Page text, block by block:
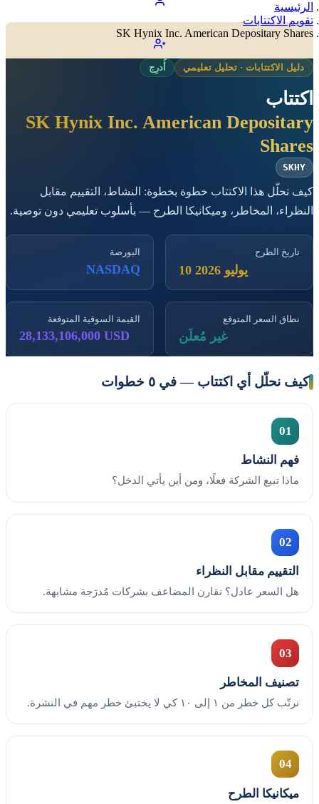
الرئيسية
تقويم الاكتتابات
SK Hynix Inc. American Depositary Shares
دليل الاكتتابات · تحليل تعليمي أُدرِج
اكتتاب
SK Hynix Inc. American Depositary
Shares
SKHY
كيف تحلّل هذا الاكتتاب خطوة بخطوة: النشاط، التقييم مقابل
النظراء، المخاطر، وميكانيكا الطرح — بأسلوب تعليمي دون توصية.
تاريخ الطرح
10 يوليو 2026
البورصة
NASDAQ
نطاق السعر المتوقع
غير مُعلَن
القيمة السوقية المتوقعة
28,133,106,000 USD
كيف نحلّل أي اكتتاب — في ٥ خطوات
01
فهم النشاط
ماذا تبيع الشركة فعلًا، ومن أين يأتي الدخل؟
02
التقييم مقابل النظراء
هل السعر عادل؟ نقارن المضاعف بشركات مُدرَجة مشابهة.
03
تصنيف المخاطر
نرتّب كل خطر من ١ إلى ١٠ كي لا يختبئ خطر مهم في النشرة.
04
ميكانيكا الطرح